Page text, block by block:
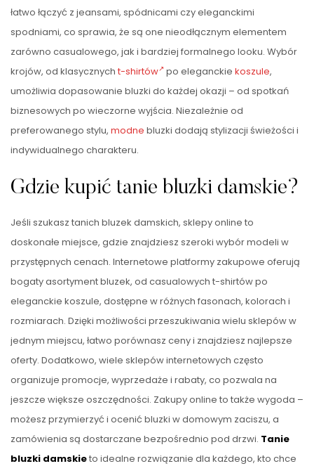
łatwo łączyć z jeansami, spódnicami czy eleganckimi
spodniami, co sprawia, że są one nieodłącznym elementem
zarówno casualowego, jak i bardziej formalnego looku. Wybór
krojów, od klasycznych t-shirtów po eleganckie koszule,
umożliwia dopasowanie bluzki do każdej okazji – od spotkań
biznesowych po wieczorne wyjścia. Niezależnie od
preferowanego stylu, modne bluzki dodają stylizacji świeżości i
indywidualnego charakteru.
Gdzie kupić tanie bluzki damskie?
Jeśli szukasz tanich bluzek damskich, sklepy online to
doskonałe miejsce, gdzie znajdziesz szeroki wybór modeli w
przystępnych cenach. Internetowe platformy zakupowe oferują
bogaty asortyment bluzek, od casualowych t-shirtów po
eleganckie koszule, dostępne w różnych fasonach, kolorach i
rozmiarach. Dzięki możliwości przeszukiwania wielu sklepów w
jednym miejscu, łatwo porównasz ceny i znajdziesz najlepsze
oferty. Dodatkowo, wiele sklepów internetowych często
organizuje promocje, wyprzedaże i rabaty, co pozwala na
jeszcze większe oszczędności. Zakupy online to także wygoda –
możesz przymierzyć i ocenić bluzki w domowym zaciszu, a
zamówienia są dostarczane bezpośrednio pod drzwi. Tanie
bluzki damskieto idealne rozwiązanie dla każdego, kto chce